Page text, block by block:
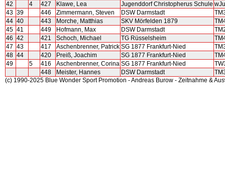
42
4 427 Klawe, Lea Jugenddorf Christopherus Schule
43 39 446 Zimmermann, Steven DSW Darmstadt
44 40 443 Morche, Matthias SKV Mörfelden 1879
45 41 449 Hofmann, Max DSW Darmstadt
46 42 421 Schoch, Michael TG Rüsselsheim
47 43 417 Aschenbrenner, Patrick SG 1877 Frankfurt-Nied
48 44 420 Preiß, Joachim SG 1877 Frankfurt-Nied
49
5 416 Aschenbrenner, Corina SG 1877 Frankfurt-Nied
448
Meister, Hannes DSW Darmstadt
(c) 1990-2025 Blue Wonder Sport Promotion - Andreas Burow - Zeitnahme &